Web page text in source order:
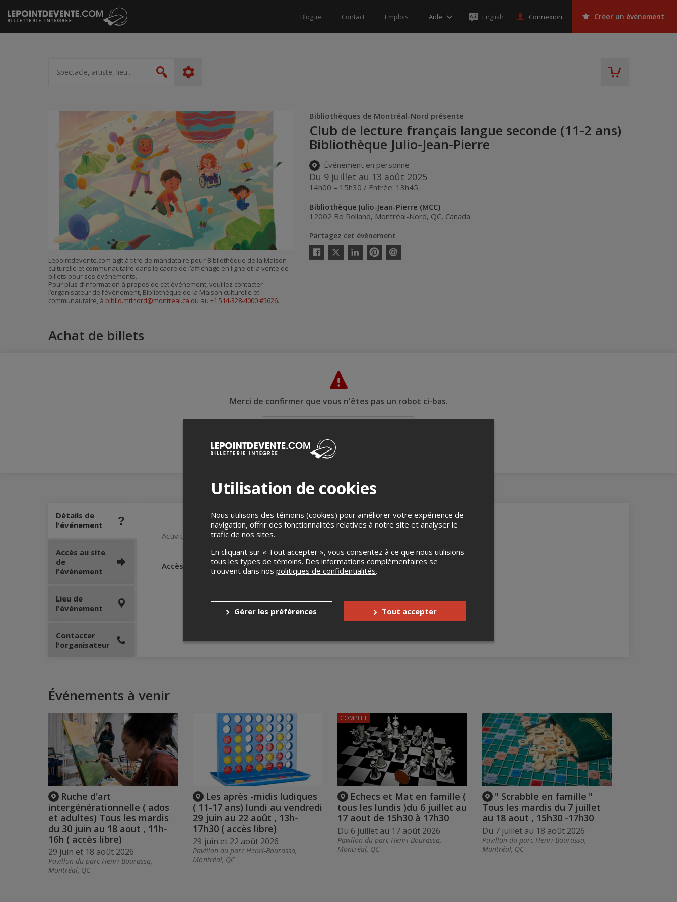
Passer
au
contenu
Blogue Contact Emplois Aide English Connexion Créer un événement
artiste,
lieu...
Rechercher
Bibliothèques de Montréal-Nord présente
Club de lecture français langue seconde (11-2 ans)
Bibliothèque Julio-Jean-Pierre
Événement en personne
Du 9 juillet au 13 août 2025
14h00 – 15h30 / Entrée: 13h45
Bibliothèque Julio-Jean-Pierre (MCC)
12002 Bd Rolland, Montréal-Nord, QC, Canada
Partagez cet événement
Facebook
Twitter
LinkedinPinterestEnvoyer
Lepointdevente.com agit à titre de mandataire pour Bibliothèque de la Maison
culturelle et communautaire dans le cadre de l’affichage en ligne et la vente de
billets pour ses événements.
Pour plus d’information à propos de cet événement, veuillez contacter
l’organisateur de l’événement, Bibliothèque de la Maison culturelle et
communautaire, à biblio.mtlnord@montreal.ca ou au +1 514-328-4000 #5626.
Achat de billets
Merci de confirmer que vous n'êtes pas un robot ci-bas.
Détails de
l'événement
Activités ludiques favorisant l'apprentissage du français.
Accès pour personnes à mobilité réduite Oui
Accès au site
de
l'événement
Lieu de
l'événement
Contacter
l'organisateur
Événements à venir
Ruche d'art
intergénérationnelle ( ados
et adultes) Tous les mardis
du 30 juin au 18 aout , 11h-
16h ( accès libre)
29 juin et 18 août 2026
Pavillon du parc Henri-Bourassa,
Montréal, QC
Les après -midis ludiques
( 11-17 ans) lundi au vendredi
29 juin au 22 août , 13h-
17h30 ( accès libre)
29 juin et 22 août 2026
Pavillon du parc Henri-Bourassa,
Montréal, QC
Echecs et Mat en famille (
tous les lundis )du 6 juillet au
17 aout de 15h30 à 17h30
Du 6 juillet au 17 août 2026
Pavillon du parc Henri-Bourassa,
Montréal, QC
COMPLET
" Scrabble en famille "
Tous les mardis du 7 juillet
au 18 aout , 15h30 -17h30
Du 7 juillet au 18 août 2026
Pavillon du parc Henri-Bourassa,
Montréal, QC
Utilisation de cookies
Nous utilisons des témoins (cookies) pour améliorer votre expérience de
navigation, offrir des fonctionnalités relatives à notre site et analyser le
trafic de nos sites.
En cliquant sur « Tout accepter », vous consentez à ce que nous utilisions
tous les types de témoins. Des informations complémentaires se
trouvent dans nos politiques de confidentialités.
Gérer les préférences Tout accepter